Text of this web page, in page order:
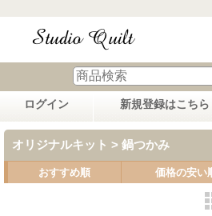
ログイン 新規登録はこちら
オリジナルキット > 鍋つかみ
おすすめ順 価格の安い